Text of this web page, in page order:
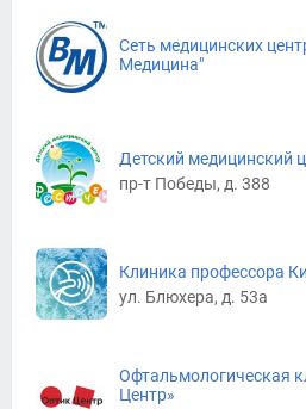
Сеть медицинских
Медицина"
Детский медицинский
пр-т Победы, д. 388
Клиника профессора
ул. Блюхера, д. 53а
Офтальмологическая
Центр»